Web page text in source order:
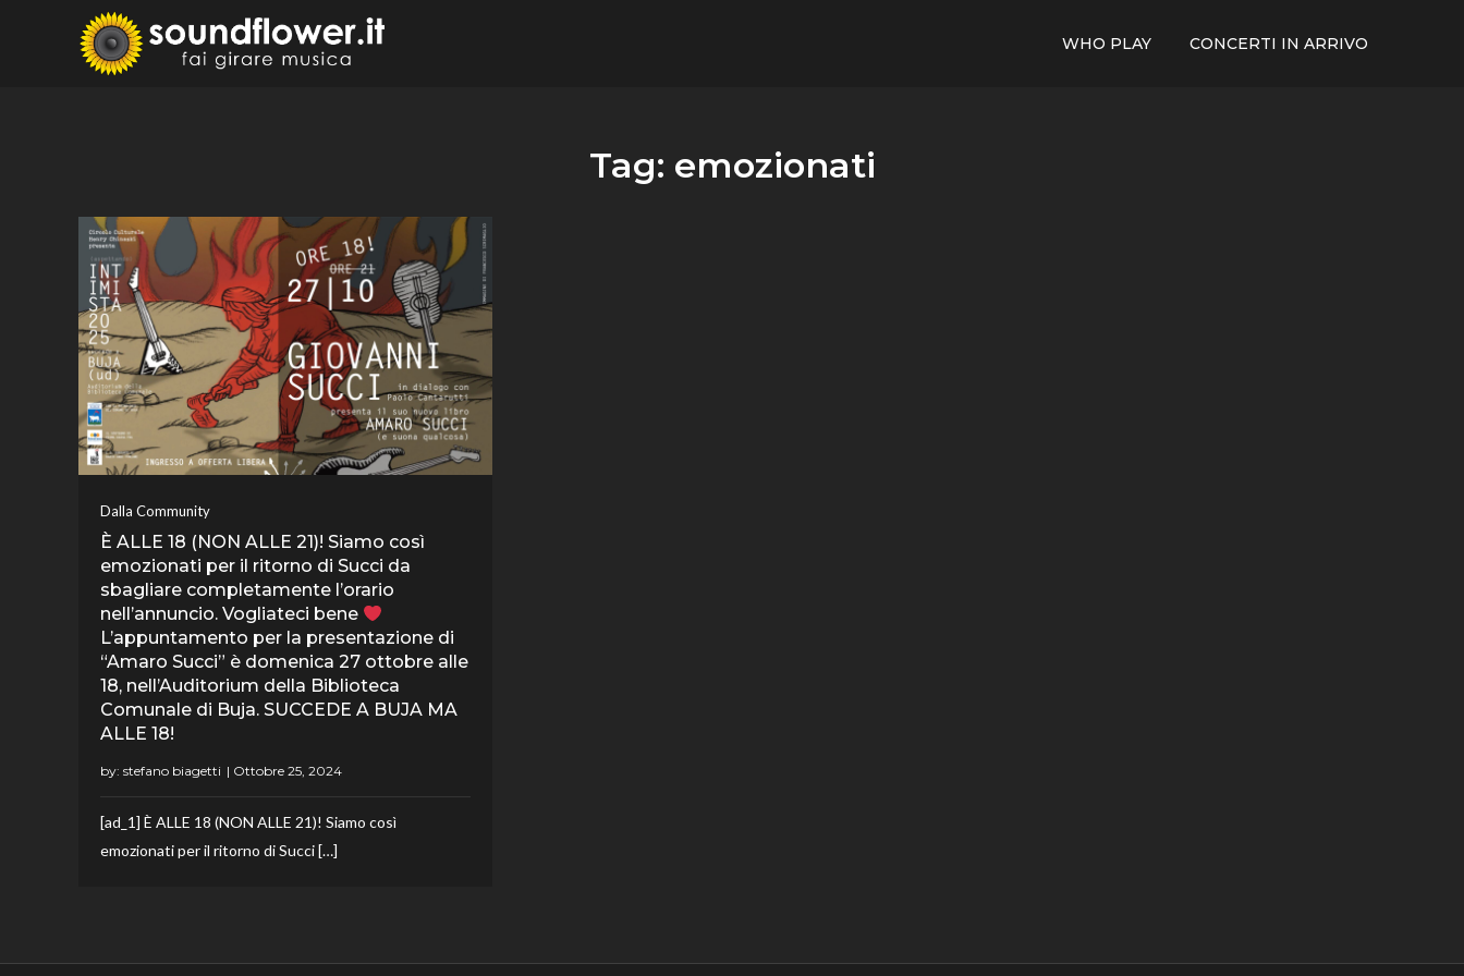
WHO PLAY CONCERTI IN ARRIVO
Tag: emozionati
Dalla Community
È ALLE 18 (NON ALLE 21)! Siamo così
emozionati per il ritorno di Succi da
sbagliare completamente l’orario
nell’annuncio. Vogliateci bene
L’appuntamento per la presentazione di
“Amaro Succi” è domenica 27 ottobre alle
18, nell’Auditorium della Biblioteca
Comunale di Buja. SUCCEDE A BUJA MA
ALLE 18!
by: stefano biagetti
[ad_1] È ALLE 18 (NON ALLE 21)! Siamo così
emozionati per il ritorno di Succi […]